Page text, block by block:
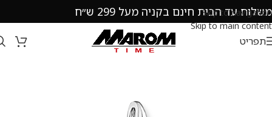
Skip to navigation
Skip to main content
משלוח עד הבית חינם בקניה מעל 299 ש״ח
תפריט